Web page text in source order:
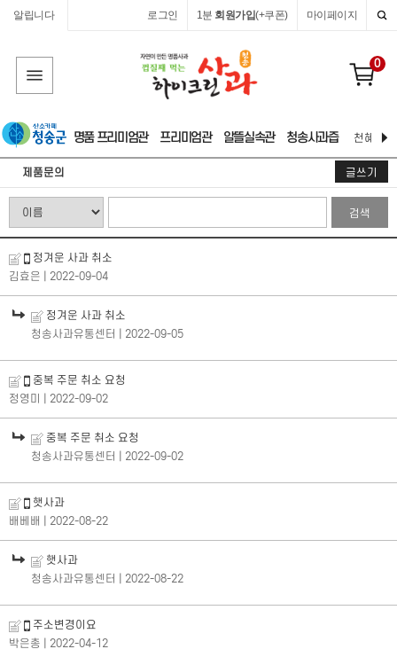
알립니다 마이페이지
1분 회원가입(+쿠폰)
로그인
0
명품 프리미엄관 프리미엄관 알뜰실속관 청송사과즙 천혜 자
제품문의 글쓰기
검색
정겨운 사과 취소
김효은
| 2022-09-04
정겨운 사과 취소
청송사과유통센터
| 2022-09-05
중복 주문 취소 요청
정영미
| 2022-09-02
중복 주문 취소 요청
청송사과유통센터
| 2022-09-02
햇사과
배베배
| 2022-08-22
햇사과
청송사과유통센터
| 2022-08-22
주소변경이요
박은총
| 2022-04-12